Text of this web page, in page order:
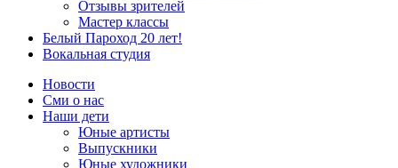
Отзывы зрителей
Мастер классы
Белый Пароход 20 лет!
Вокальная студия
Новости
Сми о нас
Наши дети
Юные артисты
Выпускники
Юные художники